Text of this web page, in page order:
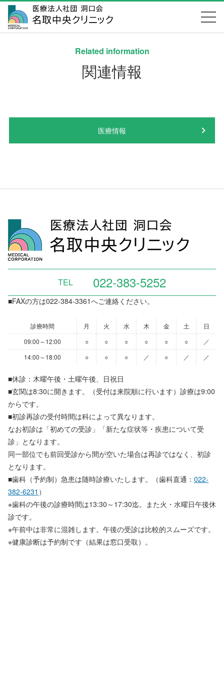
Related information
関連情報
医療情報
TEL 022-383-5252
■FAXの方は022-384-3361へご連絡ください。
診療時間 月 火 水 木 金 土
日
09:00～12:00
○ ○ ○ ○ ○ ○
／
14:00～18:00
○ ○ ○ ／ ○ ／ ／
■休診：木曜午後・土曜午後、日祝日
■玄関は8:30に開きます。（受付は来院順に行います）診療は9:00
からです。
■初診再診の受付時間は科によって異なります。
なお初診は「初めての受診」「新たな症状等・疾患について受
診」となります。
同一部位でも前回受診から間が空いた場合は再診ではなく、初診
となります。
■歯科（予約制）急患は随時診療いたします。（歯科直通： 022-
382-6231 ）
※歯科の午後の診療時間は13:30～17:30迄。また火・水曜日午後休
診です。
※午前中は非常に混雑します。午後の受診は比較的スムーズです。
※健康診断は予約制です（結果は窓口受取）。